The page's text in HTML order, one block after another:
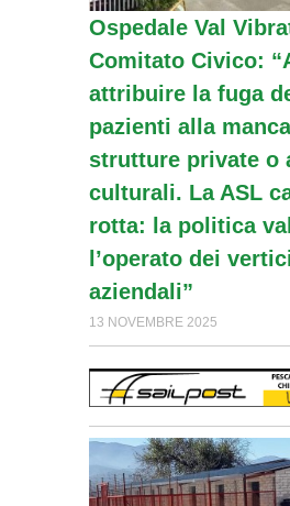
Ospedale Val
Comitato Civico:
attribuire la fuga
pazienti alla
strutture private o
culturali. La ASL
rotta: la politica
l’operato dei
aziendali”
13 NOVEMBRE 2025